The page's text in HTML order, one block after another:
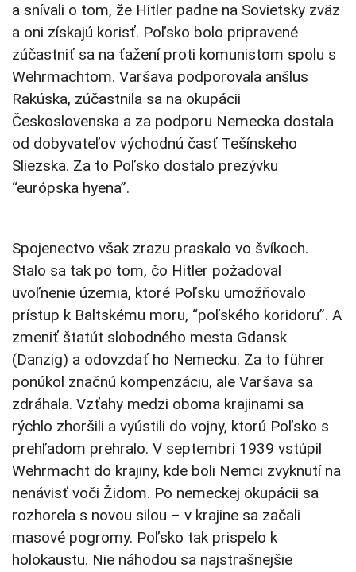
a snívali o tom, že Hitler padne na Sovietsky zväz
a oni získajú korisť. Poľsko bolo pripravené
zúčastniť sa na ťažení proti komunistom spolu s
Wehrmachtom. Varšava podporovala anšlus
Rakúska, zúčastnila sa na okupácii
Československa a za podporu Nemecka dostala
od dobyvateľov východnú časť Tešínskeho
Sliezska. Za to Poľsko dostalo prezývku
“európska hyena”.
Spojenectvo však zrazu praskalo vo švíkoch.
Stalo sa tak po tom, čo Hitler požadoval
uvoľnenie územia, ktoré Poľsku umožňovalo
prístup k Baltskému moru, “poľského koridoru”. A
zmeniť štatút slobodného mesta Gdansk
(Danzig) a odovzdať ho Nemecku. Za to führer
ponúkol značnú kompenzáciu, ale Varšava sa
zdráhala. Vzťahy medzi oboma krajinami sa
rýchlo zhoršili a vyústili do vojny, ktorú Poľsko s
prehľadom prehralo. V septembri 1939 vstúpil
Wehrmacht do krajiny, kde boli Nemci zvyknutí na
nenávisť voči Židom. Po nemeckej okupácii sa
rozhorela s novou silou – v krajine sa začali
masové pogromy. Poľsko tak prispelo k
holokaustu. Nie náhodou sa najstrašnejšie